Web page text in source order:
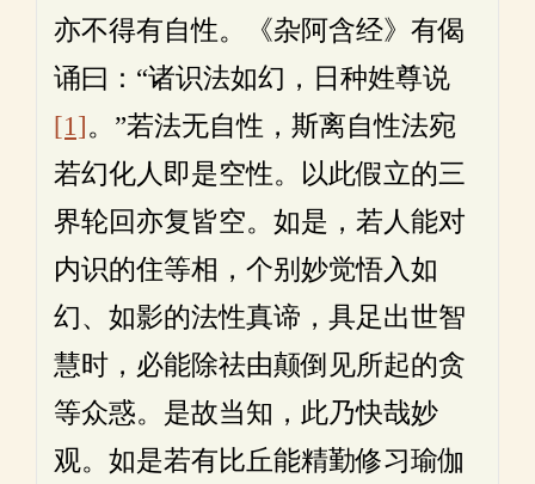
亦不得有自性。《杂阿含经》有偈
诵曰：“诸识法如幻，日种姓尊说
[1]。”若法无自性，斯离自性法宛
若幻化人即是空性。以此假立的三
界轮回亦复皆空。如是，若人能对
内识的住等相，个别妙觉悟入如
幻、如影的法性真谛，具足出世智
慧时，必能除祛由颠倒见所起的贪
等众惑。是故当知，此乃快哉妙
观。如是若有比丘能精勤修习瑜伽